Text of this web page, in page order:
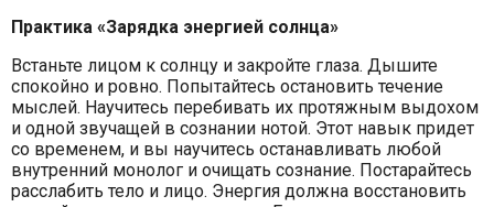
Практика «Зарядка энергией солнца»
Встаньте лицом к солнцу и закройте глаза. Дышите
спокойно и ровно. Попытайтесь остановить течение
мыслей. Научитесь перебивать их протяжным выдохом
и одной звучащей в сознании нотой. Этот навык придет
со временем, и вы научитесь останавливать любой
внутренний монолог и очищать сознание. Постарайтесь
расслабить тело и лицо. Энергия должна восстановить